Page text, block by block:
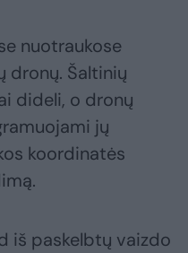
nuotraukose
dronų. Šaltinių
dideli, o dronų
jų
koordinatės
iš paskelbtų vaizdo